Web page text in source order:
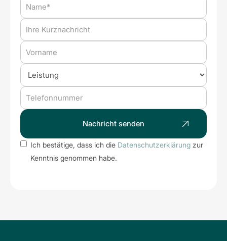
Ich bestätige, dass ich die Datenschutzerklärung zur
Kenntnis genommen habe.